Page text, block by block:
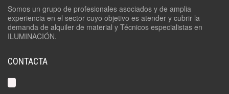
Somos un grupo de profesionales asociados y de amplia
experiencia en el sector cuyo objetivo es atender y cubrir la
demanda de alquiler de material y Técnicos especialistas en
ILUMINACIÓN.
CONTACTA